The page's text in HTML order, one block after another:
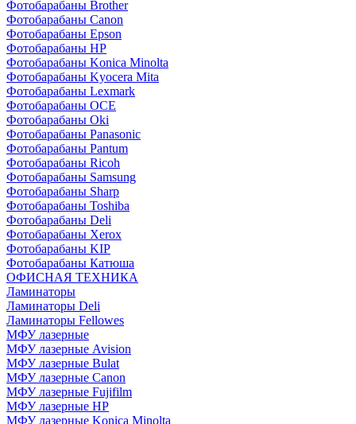
Фотобарабаны Brother
Фотобарабаны Canon
Фотобарабаны Epson
Фотобарабаны HP
Фотобарабаны Konica Minolta
Фотобарабаны Kyocera Mita
Фотобарабаны Lexmark
Фотобарабаны OCE
Фотобарабаны Oki
Фотобарабаны Panasonic
Фотобарабаны Pantum
Фотобарабаны Ricoh
Фотобарабаны Samsung
Фотобарабаны Sharp
Фотобарабаны Toshiba
Фотобарабаны Deli
Фотобарабаны Xerox
Фотобарабаны KIP
Фотобарабаны Катюша
ОФИСНАЯ ТЕХНИКА
Ламинаторы
Ламинаторы Deli
Ламинаторы Fellowes
МФУ лазерные
МФУ лазерные Avision
МФУ лазерные Bulat
МФУ лазерные Canon
МФУ лазерные Fujifilm
МФУ лазерные HP
МФУ лазерные Konica Minolta